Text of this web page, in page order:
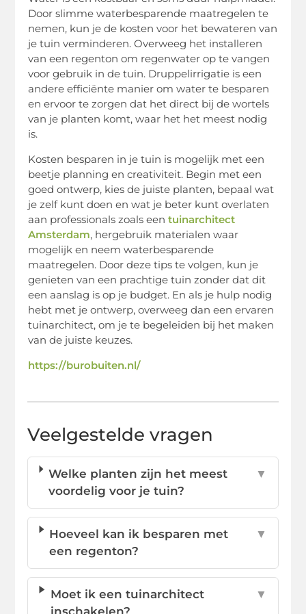
Door slimme waterbesparende maatregelen te
nemen, kun je de kosten voor het bewateren van
je tuin verminderen. Overweeg het installeren
van een regenton om regenwater op te vangen
voor gebruik in de tuin. Druppelirrigatie is een
andere efficiënte manier om water te besparen
en ervoor te zorgen dat het direct bij de wortels
van je planten komt, waar het het meest nodig
is.
Kosten besparen in je tuin is mogelijk met een
beetje planning en creativiteit. Begin met een
goed ontwerp, kies de juiste planten, bepaal wat
je zelf kunt doen en wat je beter kunt overlaten
aan professionals zoals eentuinarchitect
Amsterdam, hergebruik materialen waar
mogelijk en neem waterbesparende
maatregelen. Door deze tips te volgen, kun je
genieten van een prachtige tuin zonder dat dit
een aanslag is op je budget. En als je hulp nodig
hebt met je ontwerp, overweeg dan een ervaren
tuinarchitect, om je te begeleiden bij het maken
van de juiste keuzes.
https://burobuiten.nl/
Veelgestelde vragen
Welke planten zijn het meest
voordelig voor je tuin?
▼
Hoeveel kan ik besparen met
een regenton?
▼
Moet ik een tuinarchitect
inschakelen?
▼